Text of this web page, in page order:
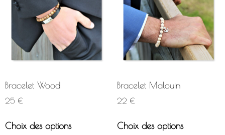
Bracelet Wood
25 €
Choix des options
Bracelet Malouin
22 €
Choix des options